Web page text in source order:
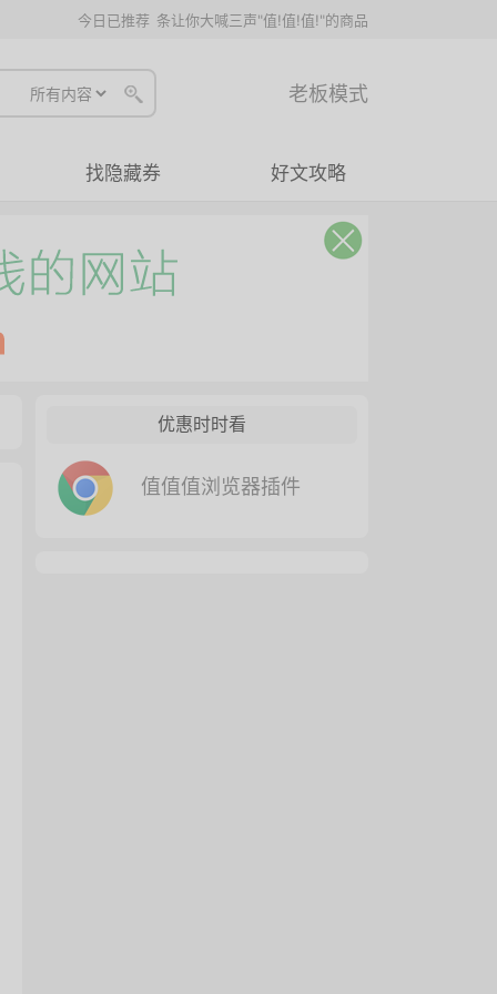
今日已推荐 条让你大喊三声"值!值!值!"的商品
老板模式
找隐藏券 好文攻略
优惠时时看
值值值浏览器插件